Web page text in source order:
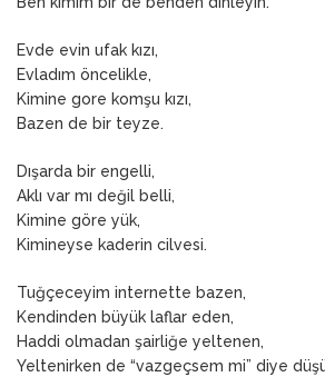
Evde evin ufak kızı,
Evladım öncelikle,
Kimine gore komşu kızı,
Bazen de bir teyze.
Dışarda bir engelli,
Aklı var mı değil belli,
Kimine göre yük,
Kimineyse kaderin cilvesi.
Tuğçeceyim internette bazen,
Kendinden büyük laflar eden,
Haddi olmadan şairliğe yeltenen,
Yeltenirken de “vazgeçsem mi” diye